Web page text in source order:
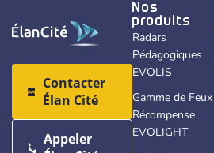
Contacter
Élan Cité
Appeler
Nos
produits
Radars
Pédagogiques
EVOLIS
Gamme de Feux
Récompense
EVOLIGHT